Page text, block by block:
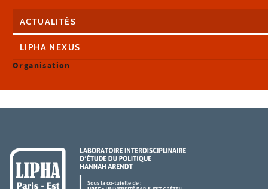
ACTUALITÉS
LIPHA NEXUS
Organisation